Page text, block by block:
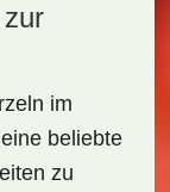
im
beliebte
zu